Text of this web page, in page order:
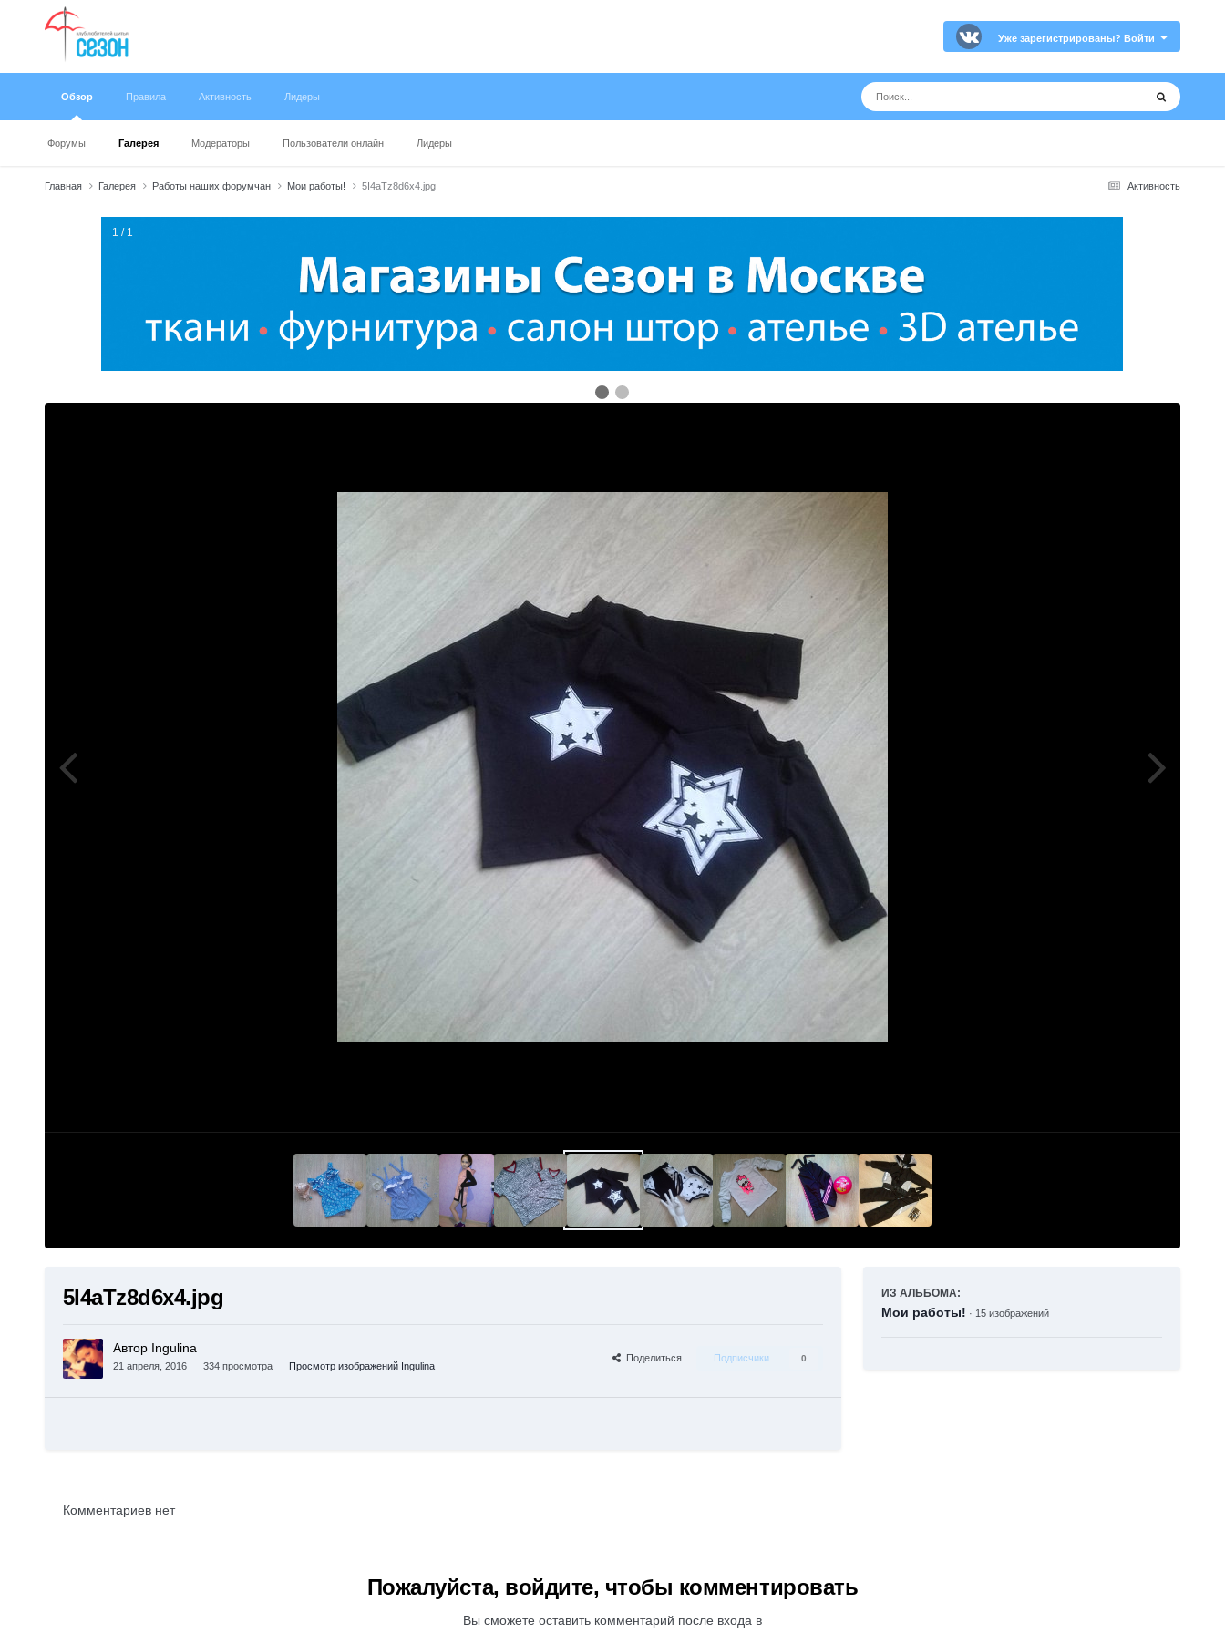
Уже зарегистрированы? Войти
Обзор
Форумы Галерея Модераторы Пользователи онлайн Лидеры
Правила Активность Лидеры
Активность
Главная Галерея Работы наших форумчан Мои работы! 5I4aTz8d6x4.jpg
1 / 1
5I4aTz8d6x4.jpg
Автор Ingulina
21 апреля, 2016 334 просмотра Просмотр изображений Ingulina
Поделиться Подписчики 0
ИЗ АЛЬБОМА:
Мои работы! · 15 изображений
Комментариев нет
Пожалуйста, войдите, чтобы комментировать
Вы сможете оставить комментарий после входа в